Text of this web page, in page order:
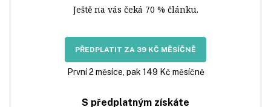
Ještě na vás čeká 70 % článku.
PŘEDPLATIT ZA 39 KČ MĚSÍČNĚ
První 2 měsíce, pak 149 Kč měsíčně
S předplatným získáte